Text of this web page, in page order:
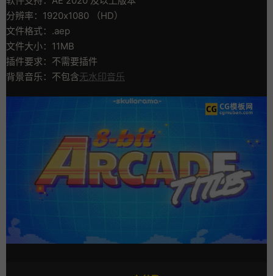
分辨率：1920x1080 （HD）
文件格式：.aep
文件大小：11MB
插件要求：不需要插件
背景音乐：不包含无水印音乐